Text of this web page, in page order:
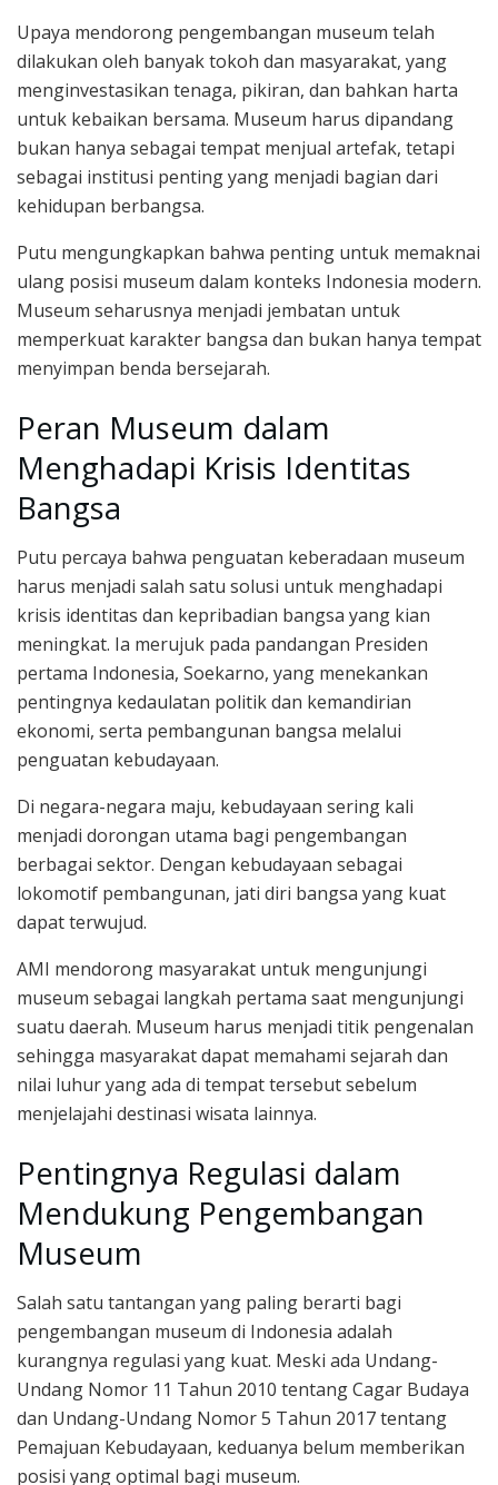
Upaya mendorong pengembangan museum telah
dilakukan oleh banyak tokoh dan masyarakat, yang
menginvestasikan tenaga, pikiran, dan bahkan harta
untuk kebaikan bersama. Museum harus dipandang
bukan hanya sebagai tempat menjual artefak, tetapi
sebagai institusi penting yang menjadi bagian dari
kehidupan berbangsa.
Putu mengungkapkan bahwa penting untuk memaknai
ulang posisi museum dalam konteks Indonesia modern.
Museum seharusnya menjadi jembatan untuk
memperkuat karakter bangsa dan bukan hanya tempat
menyimpan benda bersejarah.
Peran Museum dalam
Menghadapi Krisis Identitas
Bangsa
Putu percaya bahwa penguatan keberadaan museum
harus menjadi salah satu solusi untuk menghadapi
krisis identitas dan kepribadian bangsa yang kian
meningkat. Ia merujuk pada pandangan Presiden
pertama Indonesia, Soekarno, yang menekankan
pentingnya kedaulatan politik dan kemandirian
ekonomi, serta pembangunan bangsa melalui
penguatan kebudayaan.
Di negara-negara maju, kebudayaan sering kali
menjadi dorongan utama bagi pengembangan
berbagai sektor. Dengan kebudayaan sebagai
lokomotif pembangunan, jati diri bangsa yang kuat
dapat terwujud.
AMI mendorong masyarakat untuk mengunjungi
museum sebagai langkah pertama saat mengunjungi
suatu daerah. Museum harus menjadi titik pengenalan
sehingga masyarakat dapat memahami sejarah dan
nilai luhur yang ada di tempat tersebut sebelum
menjelajahi destinasi wisata lainnya.
Pentingnya Regulasi dalam
Mendukung Pengembangan
Museum
Salah satu tantangan yang paling berarti bagi
pengembangan museum di Indonesia adalah
kurangnya regulasi yang kuat. Meski ada Undang-
Undang Nomor 11 Tahun 2010 tentang Cagar Budaya
dan Undang-Undang Nomor 5 Tahun 2017 tentang
Pemajuan Kebudayaan, keduanya belum memberikan
posisi yang optimal bagi museum.